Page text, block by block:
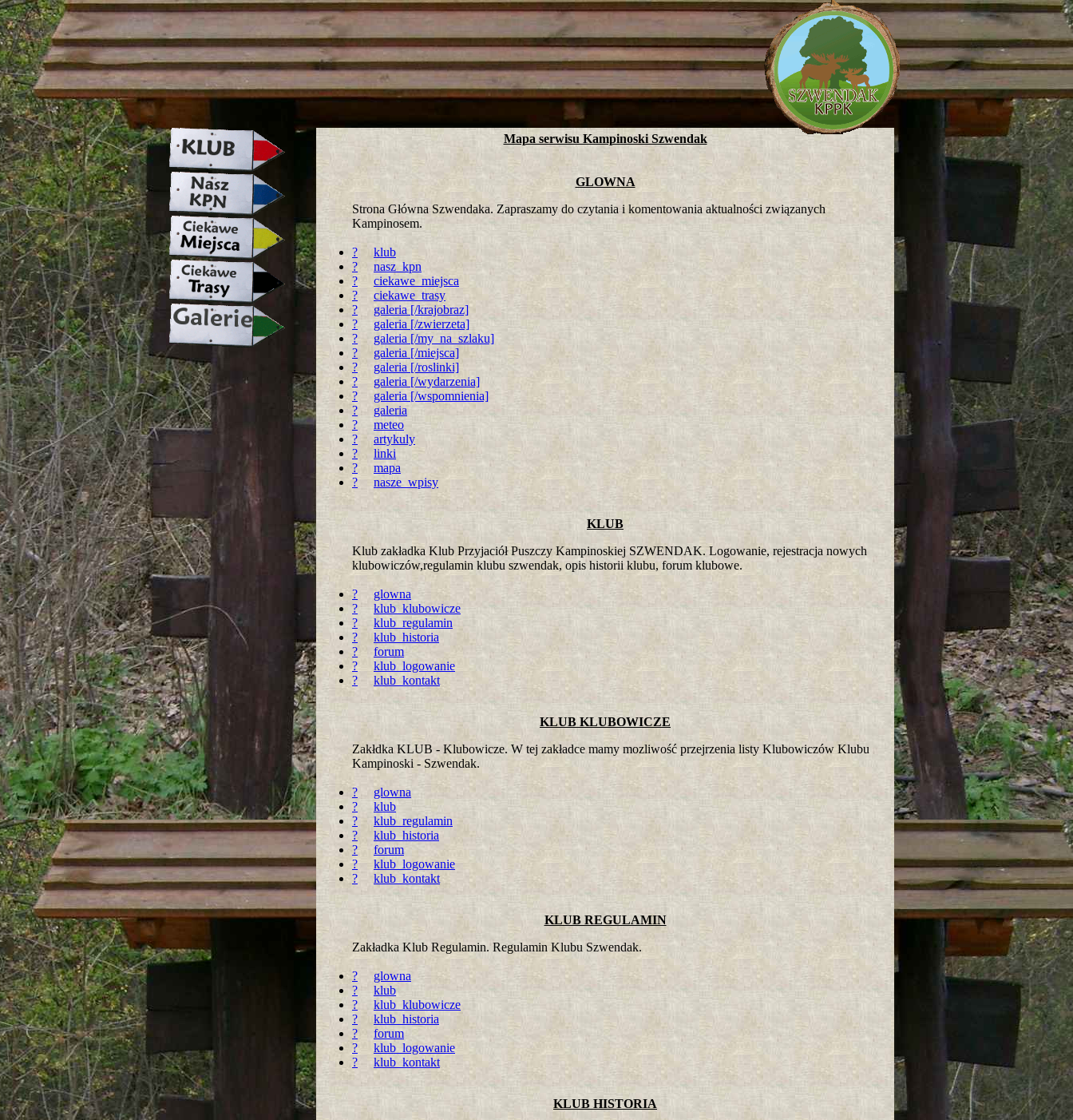
strona w naprawie zapraszamy jutro ;)
Mapa serwisu Kampinoski Szwendak
GLOWNA
Strona Główna Szwendaka. Zapraszamy do czytania i komentowania aktualności związanych
Kampinosem.
?
klub
?
nasz_kpn
?
ciekawe_miejsca
?
ciekawe_trasy
?
galeria [/krajobraz]
?
galeria [/zwierzeta]
?
galeria [/my_na_szlaku]
?
galeria [/miejsca]
?
galeria [/roslinki]
?
galeria [/wydarzenia]
?
galeria [/wspomnienia]
?
galeria
?
meteo
?
artykuly
?
linki
?
mapa
?
nasze_wpisy
KLUB
Klub zakładka Klub Przyjaciół Puszczy Kampinoskiej SZWENDAK. Logowanie, rejestracja nowych
klubowiczów,regulamin klubu szwendak, opis historii klubu, forum klubowe.
?
glowna
?
klub_klubowicze
?
klub_regulamin
?
klub_historia
?
forum
?
klub_logowanie
?
klub_kontakt
KLUB KLUBOWICZE
Zakłdka KLUB - Klubowicze. W tej zakładce mamy mozliwość przejrzenia listy Klubowiczów Klubu
Kampinoski - Szwendak.
?
glowna
?
klub
?
klub_regulamin
?
klub_historia
?
forum
?
klub_logowanie
?
klub_kontakt
KLUB REGULAMIN
Zakładka Klub Regulamin. Regulamin Klubu Szwendak.
?
glowna
?
klub
?
klub_klubowicze
?
klub_historia
?
forum
?
klub_logowanie
?
klub_kontakt
KLUB HISTORIA